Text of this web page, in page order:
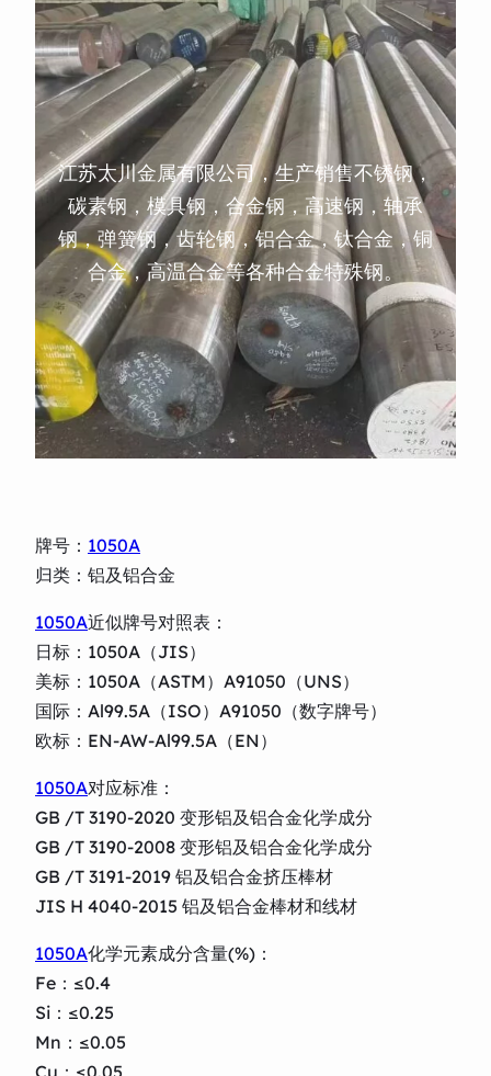
江苏太川金属有限公司，生产销售不锈钢，
碳素钢，模具钢，合金钢，高速钢，轴承
钢，弹簧钢，齿轮钢，铝合金，钛合金，铜
合金，高温合金等各种合金特殊钢。
牌号： 1050A
归类：铝及铝合金
1050A近似牌号对照表：
日标：1050A（JIS）
美标：1050A（ASTM）A91050（UNS）
国际：Al99.5A（ISO）A91050（数字牌号）
欧标：EN-AW-Al99.5A（EN）
1050A对应标准：
GB /T 3190-2020 变形铝及铝合金化学成分
GB /T 3190-2008 变形铝及铝合金化学成分
GB /T 3191-2019 铝及铝合金挤压棒材
JIS H 4040-2015 铝及铝合金棒材和线材
1050A化学元素成分含量(%)：
Fe：≤0.4
Si：≤0.25
Mn：≤0.05
Cu：≤0.05